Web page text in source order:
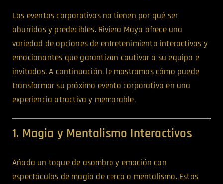
Los eventos corporativos no tienen por qué ser
aburridos y predecibles. Riviera Maya ofrece una
variedad de opciones de entretenimiento interactivas y
emocionantes que garantizan cautivar a su equipo e
invitados. A continuación, le mostramos cómo puede
transformar su próximo evento corporativo en una
experiencia atractiva y memorable.
1. Magia y Mentalismo Interactivos
Añada un toque de asombro y emoción con
espectáculos de magia de cerca o mentalismo. Estos